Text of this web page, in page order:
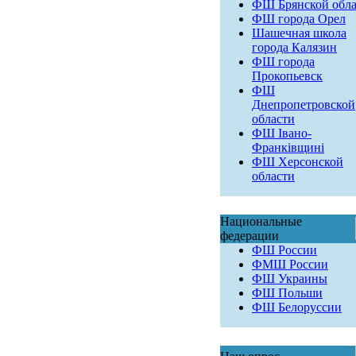
ФШ Брянской
ФШ города Орел
Шашечная школа
города Калязин
ФШ города
Прокопьевск
ФШ
Днепропетровской
области
ФШ Івано-
Франківщині
ФШ Херсонской
области
Национальные
федерации
ФШ России
ФМШ России
ФШ Украины
ФШ Польши
ФШ Белоруссии